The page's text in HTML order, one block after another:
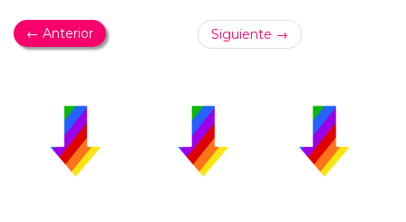
← Anterior Siguiente →